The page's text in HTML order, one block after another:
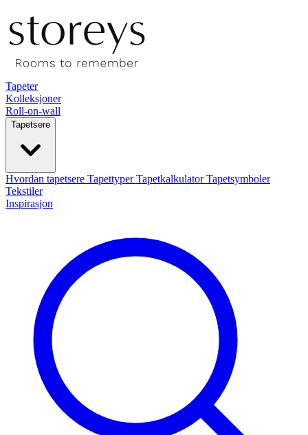
Tapeter
Kolleksjoner
Roll-on-wall
Tapetsere
Hvordan tapetsere TapettyperTapetkalkulatorTapetsymboler
Tekstiler
Inspirasjon